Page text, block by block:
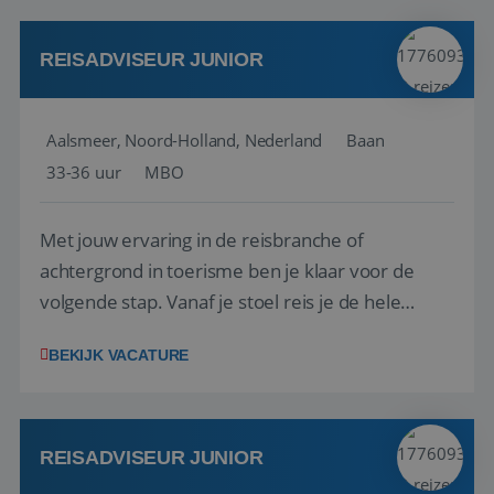
werken: of het nu gaat om vragen ...
REISADVISEUR JUNIOR
Aalsmeer, Noord-Holland, Nederland
Baan
33-36 uur
MBO
Met jouw ervaring in de reisbranche of
achtergrond in toerisme ben je klaar voor de
volgende stap. Vanaf je stoel reis je de hele
wensen van je team, je klant en wat er in de
klanten te overtuigen om die droomreis te
boeken! ...
BEKIJK VACATURE
REISADVISEUR JUNIOR